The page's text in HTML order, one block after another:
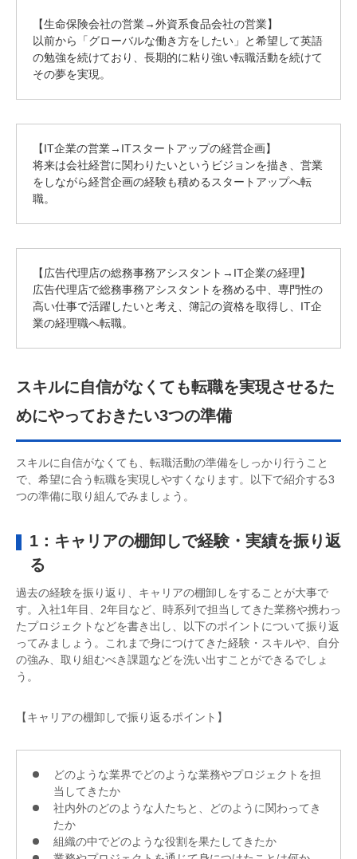
【生命保険会社の営業→外資系食品会社の営業】
以前から「グローバルな働き方をしたい」と希望して英語
の勉強を続けており、長期的に粘り強い転職活動を続けて
その夢を実現。
【IT企業の営業→ITスタートアップの経営企画】
将来は会社経営に関わりたいというビジョンを描き、営業
をしながら経営企画の経験も積めるスタートアップへ転
職。
【広告代理店の総務事務アシスタント→IT企業の経理】
広告代理店で総務事務アシスタントを務める中、専門性の
高い仕事で活躍したいと考え、簿記の資格を取得し、IT企
業の経理職へ転職。
スキルに自信がなくても転職を実現させるた
めにやっておきたい3つの準備
スキルに自信がなくても、転職活動の準備をしっかり行うこと
で、希望に合う転職を実現しやすくなります。以下で紹介する3
つの準備に取り組んでみましょう。
1：キャリアの棚卸しで経験・実績を振り返
る
過去の経験を振り返り、キャリアの棚卸しをすることが大事で
す。入社1年目、2年目など、時系列で担当してきた業務や携わっ
たプロジェクトなどを書き出し、以下のポイントについて振り返
ってみましょう。これまで身につけてきた経験・スキルや、自分
の強み、取り組むべき課題などを洗い出すことができるでしょ
う。
【キャリアの棚卸しで振り返るポイント】
どのような業界でどのような業務やプロジェクトを担
当してきたか
社内外のどのような人たちと、どのように関わってき
たか
組織の中でどのような役割を果たしてきたか